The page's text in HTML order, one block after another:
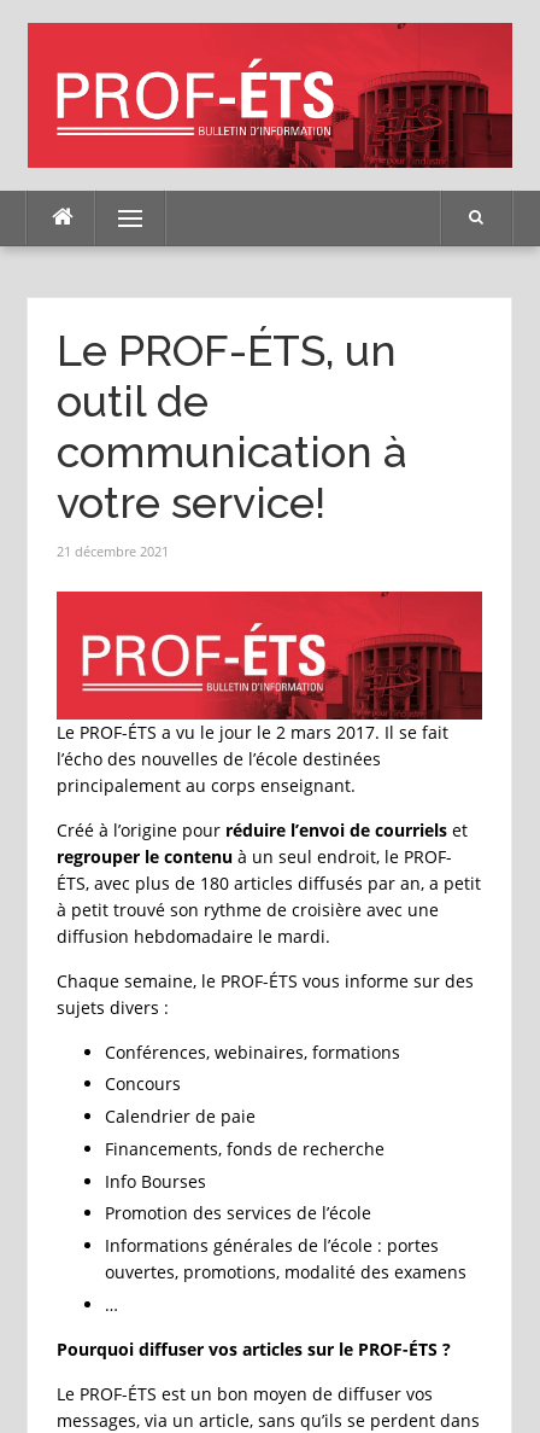
Menu
Le PROF-ÉTS, un
outil de
communication à
votre service!
21 décembre 2021
Le PROF-ÉTS a vu le jour le 2 mars 2017. Il se fait
l’écho des nouvelles de l’école destinées
principalement au corps enseignant.
Créé à l’origine pour réduire l’envoi de courrielset
regrouper le contenuà un seul endroit, le PROF-
ÉTS, avec plus de 180 articles diffusés par an, a petit
à petit trouvé son rythme de croisière avec une
diffusion hebdomadaire le mardi.
Chaque semaine, le PROF-ÉTS vous informe sur des
sujets divers :
Conférences, webinaires, formations
Concours
Calendrier de paie
Financements, fonds de recherche
Info Bourses
Promotion des services de l’école
Informations générales de l’école : portes
ouvertes, promotions, modalité des examens
…
Pourquoi diffuser vos articles sur le PROF-ÉTS ?
Le PROF-ÉTS est un bon moyen de diffuser vos
messages, via un article, sans qu’ils se perdent dans